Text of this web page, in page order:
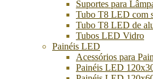
Suportes para
Tubo T8 LED com
Tubo T8 LED de
Tubos LED Vidro
Painéis LED
Acessórios para
Painéis LED